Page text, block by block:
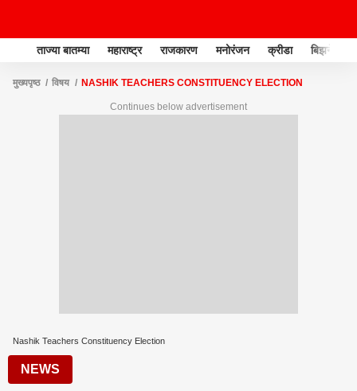
ताज्या बातम्या महाराष्ट्र राजकारण मनोरंजन क्रीडा बिझनेस
मुख्यपृष्ठ विषय NASHIK TEACHERS CONSTITUENCY ELECTION
Continues below advertisement
Nashik Teachers Constituency Election
NEWS